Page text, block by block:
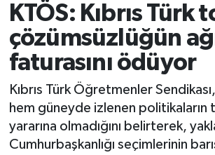
KTÖS: Kıbrıs Türk
çözümsüzlüğün
faturasını ödüyor
Kıbrıs Türk Öğretmenler
hem güneyde izlenen politikaların
yararına olmadığını belirterek,
Cumhurbaşkanlığı seçimlerinin